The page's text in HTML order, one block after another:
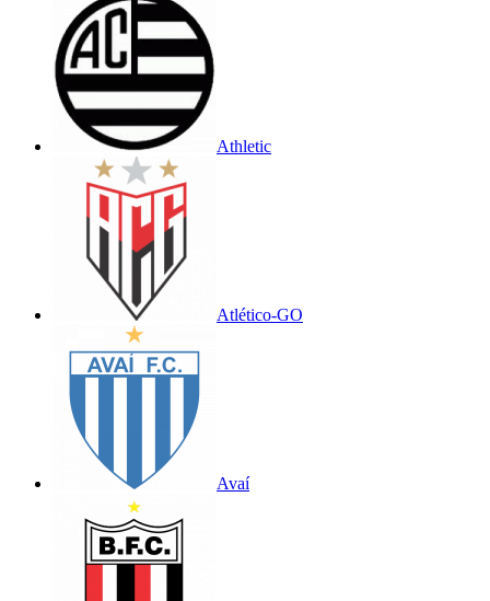
Athletic
Atlético-GO
Avaí